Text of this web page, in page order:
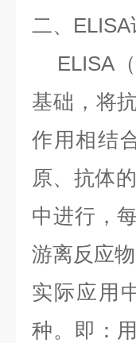
二、
ELISA（
基础，将
作用相结
原、抗体
中进行，
游离反应
实际应用
种。即：